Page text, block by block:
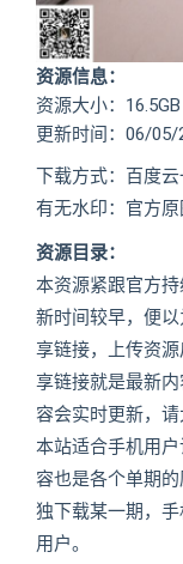
资源信息：
资源大小：16.5GB
更新时间：06/05/
下载方式：百度
有无水印：官方
资源目录：
本资源紧跟官方
新时间较早，便
享链接，上传资
享链接就是最新
容会实时更新，请
本站适合手机用
容也是各个单期
独下载某一期，
用户。